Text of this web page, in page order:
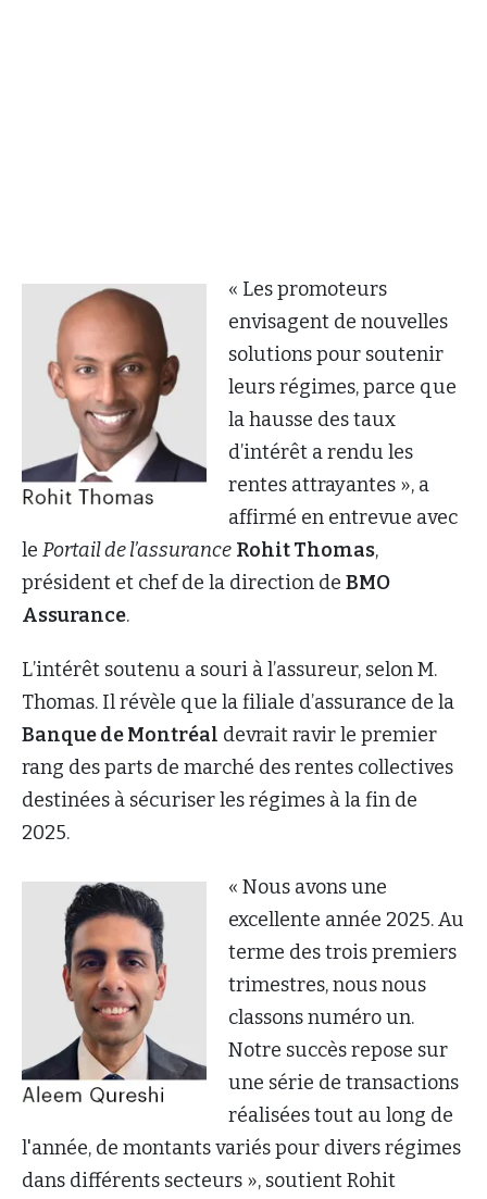
« Les promoteurs
envisagent de nouvelles
solutions pour soutenir
leurs régimes, parce que
la hausse des taux
d’intérêt a rendu les
rentes attrayantes », a
affirmé en entrevue avec
le Portail de l’assurance Rohit Thomas,
président et chef de la direction de BMO
Assurance.
L’intérêt soutenu a souri à l’assureur, selon M.
Thomas. Il révèle que la filiale d’assurance de la
Banque de Montréal devrait ravir le premier
rang des parts de marché des rentes collectives
destinées à sécuriser les régimes à la fin de
2025.
« Nous avons une
excellente année 2025. Au
terme des trois premiers
trimestres, nous nous
classons numéro un.
Notre succès repose sur
une série de transactions
réalisées tout au long de
l'année, de montants variés pour divers régimes
dans différents secteurs », soutient Rohit